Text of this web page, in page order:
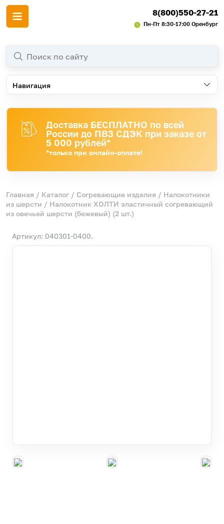
8(800)550-27-21
Пн-Пт 8:30-17:00 Оренбург
Навигация
Доставка БЕСПЛАТНО по всей
России до ПВЗ СДЭК при заказе от
5 000 рублей*
*только при онлайн-оплате!
Главная / Каталог / Согревающие изделия / Налокотники
из шерсти / Налокотник ХОЛТИ эластичный согревающий
из овечьей шерсти (бежевый) (2 шт.)
Артикул: 040301-0400.